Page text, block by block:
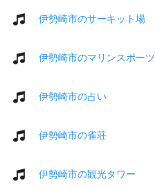
伊勢崎市のサーキット場
伊勢崎市のマリンスポーツ
伊勢崎市の占い
伊勢崎市の雀荘
伊勢崎市の観光タワー